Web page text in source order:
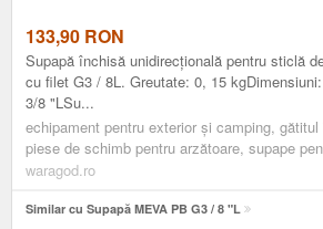
133,90 RON
Supapă închisă unidirecțională pentru sticlă
cu filet G3 / 8L. Greutate: 0, 15
3/8 "LSu...
echipament pentru exterior și camping,
piese de schimb pentru arzătoare, supape
waragod.ro
Similar cu Supapă MEVA PB G3 / 8 "L